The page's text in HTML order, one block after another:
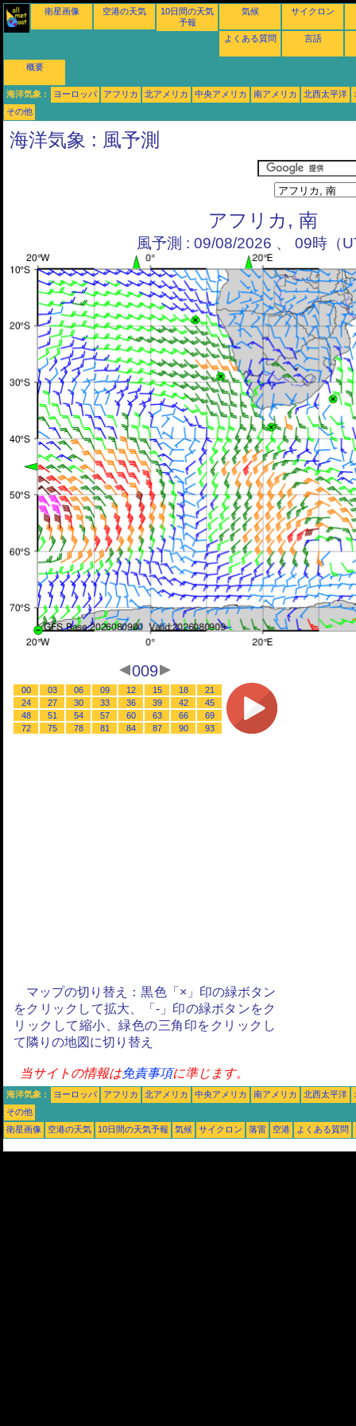
衛星画像 空港の天気
10日間の天気
予報
気候 サイクロン
よくある質問 言語
概要
海洋気象 : ヨーロッパ アフリカ 北アメリカ 中央アメリカ 南アメリカ 北西太平洋
その他
海洋気象 : 風予測
アフリカ, 南
風予測 : 09/08/2026 、 09時（
009
00 03 06 09 12 15 18
21
24
27 30 33 36 39 42
45
48
51 54 57 60 63 66
69
72
75 78 81 84 87 90 93
マップの切り替え：黒色「×」印の緑ボタン
をクリックして拡大、「-」印の緑ボタンをク
リックして縮小、緑色の三角印をクリックし
て隣りの地図に切り替え
当サイトの情報は免責事項に準じます。
海洋気象 : ヨーロッパ アフリカ 北アメリカ 中央アメリカ 南アメリカ 北西太平洋
その他
衛星画像
空港の天気 10日間の天気予報 気候 サイクロン 落雷 空港 よくある質問